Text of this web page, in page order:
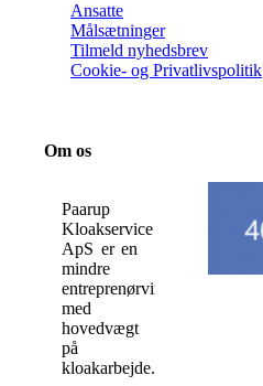
Ansatte
Målsætninger
Tilmeld nyhedsbrev
Cookie- og Privatlivspolitik
Om os
Paarup
Kloakservice
ApS er en
mindre
entreprenørvirksomhed
med
hovedvægt
på
kloakarbejde.